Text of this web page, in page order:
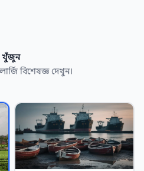
খুঁজুন
বিশেষজ্ঞ দেখুন।